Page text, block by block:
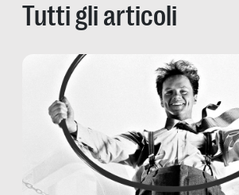
Tutti gli articoli